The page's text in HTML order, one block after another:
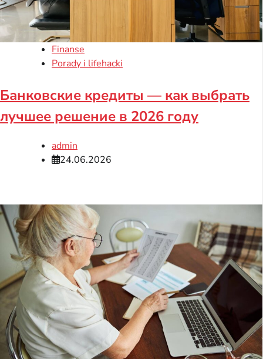
Finanse
Porady i lifehacki
Банковские кредиты — как выбрать
лучшее решение в 2026 году
admin
24.06.2026